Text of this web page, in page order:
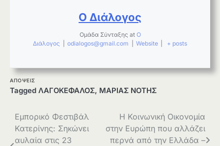
Ο Διάλογος
Ομάδα Σύνταξης at Ο
Διάλογος
odialogos@gmail.com Website + posts
ΑΠΟΨΕΙΣ
Tagged ΛΑΓΟΚΕΦΑΛΟΣ, ΜΑΡΙΑΣ ΝΟΤΗΣ
Πλοήγηση
άρθρων
Εμπορικό Φεστιβάλ
Κατερίνης: Σηκώνει
αυλαία στις 23
Η Κοινωνική Οικονομία
στην Ευρώπη που αλλάζει
περνά από την Ελλάδα –